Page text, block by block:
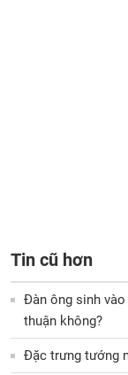
Tin cũ hơn
Đàn ông sinh
thuận không?
Đặc trưng tướng